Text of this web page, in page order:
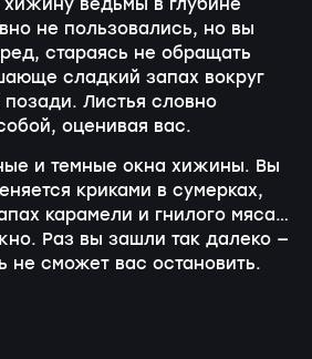
не пользовались, но вы
стараясь не обращать
сладкий запах вокруг
позади. Листья словно
оценивая вас.
и темные окна хижины. Вы
криками в сумерках,
карамели и гнилого мяса…
Раз вы зашли так далеко —
сможет вас остановить.